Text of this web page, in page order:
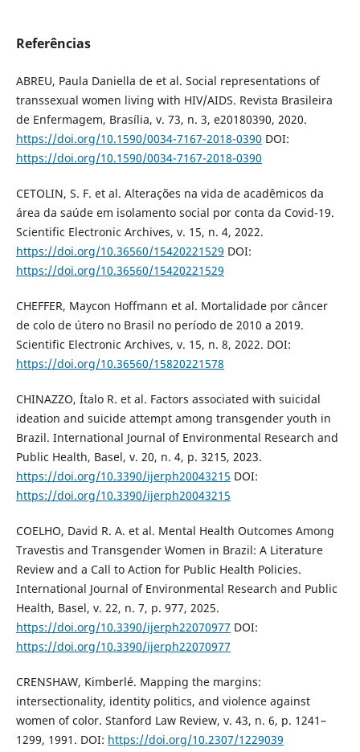
Referências
ABREU, Paula Daniella de et al. Social representations of
transsexual women living with HIV/AIDS. Revista Brasileira
de Enfermagem, Brasília, v. 73, n. 3, e20180390, 2020.
https://doi.org/10.1590/0034-7167-2018-0390 DOI:
https://doi.org/10.1590/0034-7167-2018-0390
CETOLIN, S. F. et al. Alterações na vida de acadêmicos da
área da saúde em isolamento social por conta da Covid-19.
Scientific Electronic Archives, v. 15, n. 4, 2022.
https://doi.org/10.36560/15420221529 DOI:
https://doi.org/10.36560/15420221529
CHEFFER, Maycon Hoffmann et al. Mortalidade por câncer
de colo de útero no Brasil no período de 2010 a 2019.
Scientific Electronic Archives, v. 15, n. 8, 2022. DOI:
https://doi.org/10.36560/15820221578
CHINAZZO, Ítalo R. et al. Factors associated with suicidal
ideation and suicide attempt among transgender youth in
Brazil. International Journal of Environmental Research and
Public Health, Basel, v. 20, n. 4, p. 3215, 2023.
https://doi.org/10.3390/ijerph20043215 DOI:
https://doi.org/10.3390/ijerph20043215
COELHO, David R. A. et al. Mental Health Outcomes Among
Travestis and Transgender Women in Brazil: A Literature
Review and a Call to Action for Public Health Policies.
International Journal of Environmental Research and Public
Health, Basel, v. 22, n. 7, p. 977, 2025.
https://doi.org/10.3390/ijerph22070977 DOI:
https://doi.org/10.3390/ijerph22070977
CRENSHAW, Kimberlé. Mapping the margins:
intersectionality, identity politics, and violence against
women of color. Stanford Law Review, v. 43, n. 6, p. 1241–
1299, 1991. DOI: https://doi.org/10.2307/1229039